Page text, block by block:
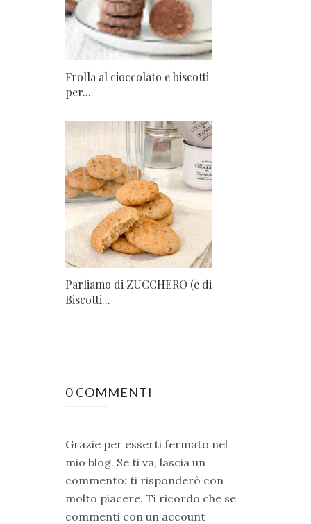
Frolla al cioccolato e biscotti
per...
Parliamo di ZUCCHERO (e di
Biscotti...
0 COMMENTI
Grazie per esserti fermato nel
mio blog. Se ti va, lascia un
commento: ti risponderò con
molto piacere. Ti ricordo che se
commenti con un account